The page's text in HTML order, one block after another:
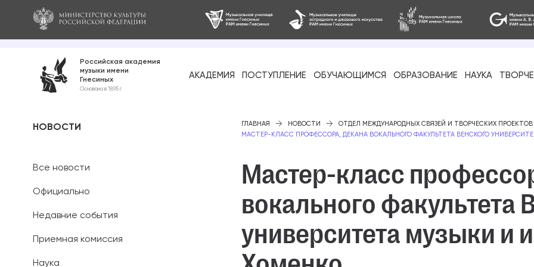
Российская академия
музыки имени
Гнесиных
Основана в 1895 г.
АКАДЕМИЯ ПОСТУПЛЕНИЕ ОБУЧАЮЩИМСЯ ОБРАЗОВАНИЕ НАУКА
Бакалавриат
Магистратура
Ассистентура-стажировка
Аспирантура
Дополнительное образование
НОВОСТИ
Все новости
Официально
Недавние события
Приемная комиссия
Наука
ГЛАВНАЯ НОВОСТИ
ОТДЕЛ МЕЖДУНАРОДНЫХ СВЯЗЕЙ И ТВОРЧЕСКИХ ПРОЕКТОВ
МАСТЕР-КЛАСС ПРОФЕССОРА, ДЕКАНА ВОКАЛЬНОГО ФАКУЛЬТЕТА ВЕНСКОГО
Мастер-класс
вокального факультета
университета музыки и